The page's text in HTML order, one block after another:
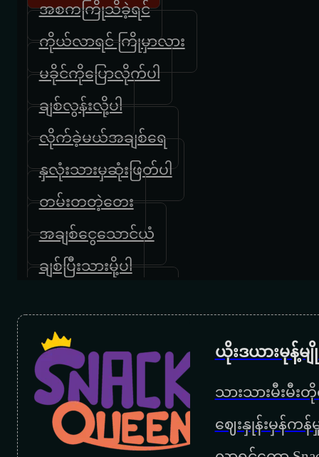
အစကကြိုသိခဲ့ရင်
ကိုယ်လာရင် ကြိုမှာလား
မခိုင်ကိုပြောလိုက်ပါ
ချစ်လွန်းလို့ပါ
လိုက်ခဲ့မယ်အချစ်ရေ
နှလုံးသားမှဆုံးဖြတ်ပါ
တမ်းတတဲ့တေး
အချစ်ငွေသောင်ယံ
ချစ်ပြီးသားမို့ပါ
ကျန်ခဲ့လည်းလွမ်း ချန်ခဲ့လဲလွမ်း
နှလုံးသားမှ ဆုံးဖြတ်ပါ
ချစ်လို့ပါမေ
အလွမ်းငွေသောင်ယံ
ယိုးဒယားမုန့်
သားသားမီးမီး
ဈေးနှုန်းမှန်က